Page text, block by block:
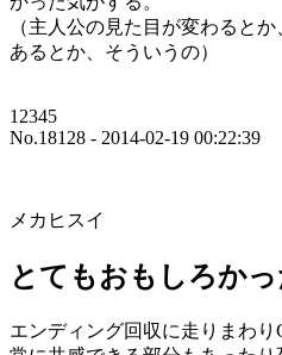
（主人公の見た目が変わると
あるとか、そういうの）
12345
No.18128 - 2014-02-19 00:22:39
メカヒスイ
とてもおもしろか
エンディング回収に走りまわ